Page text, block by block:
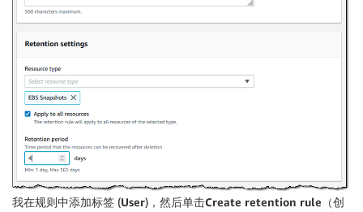
我在规则中添加标签 (User)，然后单击Create retention rule （创